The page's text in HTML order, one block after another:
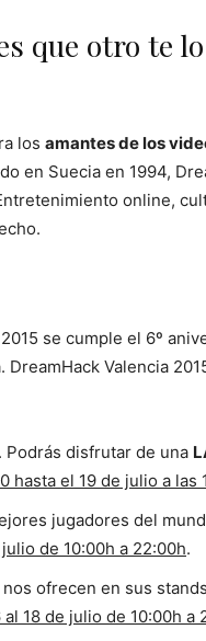
que otro te
los amantes de los
en Suecia en 1994,
online,
se cumple el 6º
Valencia
. Podrás disfrutar de una
hasta el 19 de julio a las
jugadores del
de 10:00h a 22:00h.
nos ofrecen en sus
al 18 de julio de 10:00h a